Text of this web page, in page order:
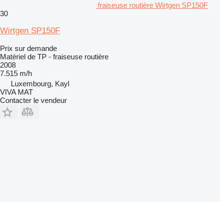
fraiseuse routière Wirtgen SP150F
30
Wirtgen SP150F
Prix sur demande
Matériel de TP - fraiseuse routière
2008
7.515 m/h
Luxembourg, Kayl
VIVA MAT
Contacter le vendeur